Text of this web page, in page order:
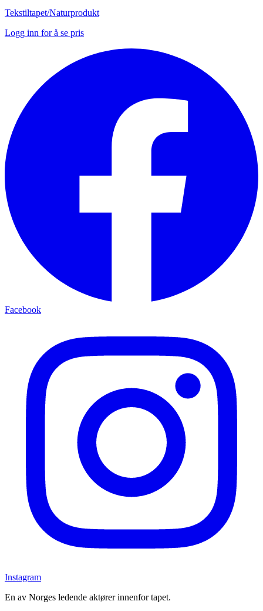
Tekstiltapet/Naturprodukt
Logg inn for å se pris
Facebook
Instagram
En av Norges ledende aktører innenfor tapet.